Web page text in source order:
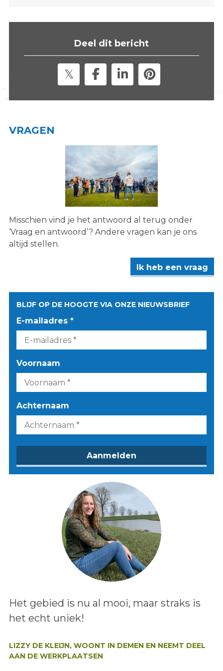
i
Deel dit bericht
VRAGEN
Misschien vind je het antwoord al terug onder
‘Vraag en antwoord’? Andere vragen kan je ons
altijd stellen.
Ik heb een vraag
BLIJF OP DE HOOGTE VIA ONZE NIEUWSBRIEF
E-mailadres *
Voornaam
Achternaam
Lees het bericht:
Het gebied is nu al mooi, maar straks is
het echt uniek!
LIZZY DE KLEIJN, WOONT IN DEMEN EN NEEMT DEEL
AAN DE WERKPLAATSEN